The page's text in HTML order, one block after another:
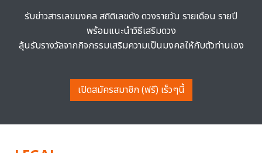
รับข่าวสารเลขมงคล สถิติเลขดัง ดวงรายวัน รายเดือน รายปี
พร้อมแนะนำวิธีเสริมดวง
ลุ้นรับรางวัลจากกิจกรรมเสริมความเป็นมงคลให้กับตัวท่านเอง
เปิดสมัครสมาชิก (ฟรี) เร็วๆนี้